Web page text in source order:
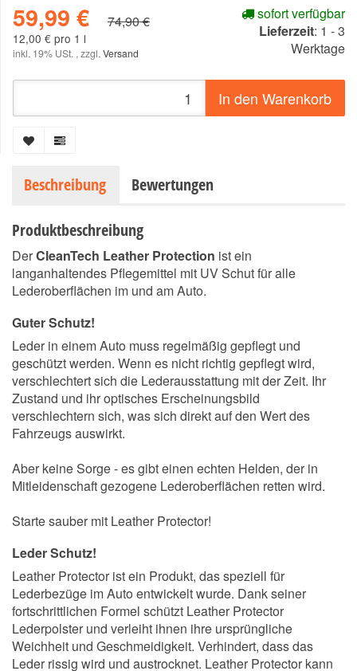
59,99 € 74,90 €
12,00 € pro 1 l
inkl. 19% USt. , zzgl. Versand
sofort verfügbar
Lieferzeit: 1 - 3
Werktage
In den Warenkorb
Beschreibung Bewertungen
Produktbeschreibung
DerCleanTech Leather Protection ist ein
langanhaltendes Pflegemittel mit UV Schut für alle
Lederoberflächen im und am Auto.
Guter Schutz!
Leder in einem Auto muss regelmäßig gepflegt und
geschützt werden. Wenn es nicht richtig gepflegt wird,
verschlechtert sich die Lederausstattung mit der Zeit. Ihr
Zustand und ihr optisches Erscheinungsbild
verschlechtern sich, was sich direkt auf den Wert des
Fahrzeugs auswirkt.
Aber keine Sorge - es gibt einen echten Helden, der in
Mitleidenschaft gezogene Lederoberflächen retten wird.
Starte sauber mit Leather Protector!
Leder Schutz!
Leather Protector ist ein Produkt, das speziell für
Lederbezüge im Auto entwickelt wurde. Dank seiner
fortschrittlichen Formel schützt Leather Protector
Lederpolster und verleiht ihnen ihre ursprüngliche
Weichheit und Geschmeidigkeit. Verhindert, dass das
Leder rissig wird und austrocknet. Leather Protector kann